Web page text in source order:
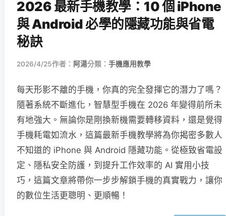
2026 最新手機教學：10 個 iPhone
與 Android 必學的隱藏功能與省電
秘訣
2026/4/25作者： 阿湯分類： 手機應用教學
每天形影不離的手機，你真的完全發揮它的潛力了嗎？
隨著系統不斷進化，智慧型手機在 2026 年變得前所未
有地強大。無論你是剛換新機需要轉移資料，還是覺得
手機耗電如流水，這篇最新手機教學將為你揭密多數人
不知道的 iPhone 與 Android 隱藏功能。從極致省電設
定、隱私安全防護，到提升工作效率的 AI 實用小技
巧，這篇文章將帶你一步步解鎖手機的真實戰力，讓你
的數位生活更聰明、更順暢！